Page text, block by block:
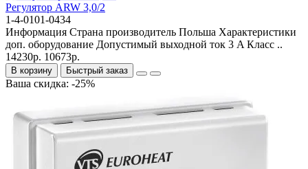
Регулятор ARW 3,0/2
1-4-0101-0434
Информация Страна производитель Польша Характеристики
доп. оборудование Допустимый выходной ток 3 A Класс ..
14230р. 10673р.
В корзину Быстрый заказ
Ваша скидка: -25%